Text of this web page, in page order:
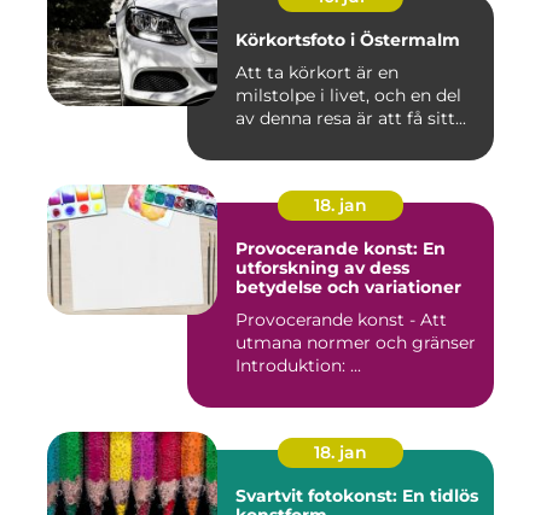
Körkortsfoto i Östermalm
Att ta körkort är en
milstolpe i livet, och en del
av denna resa är att få sitt...
18. jan
Provocerande konst: En
utforskning av dess
betydelse och variationer
Provocerande konst - Att
utmana normer och gränser
Introduktion: ...
18. jan
Svartvit fotokonst: En tidlös